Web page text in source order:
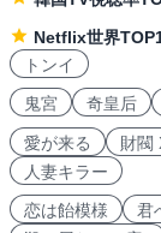
Netflix世界
トンイ
鬼宮
奇皇后
愛が来る 財閥
人妻キラー
恋は飴模様
君